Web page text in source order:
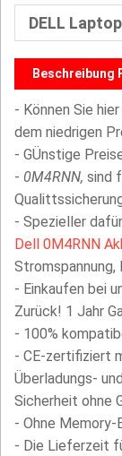
DELL
Beschreibung
- Können Sie
dem niedrigen
- GÜnstige
- 0M4RNN, sind
- Spezieller
Dell 0M4RNN
Stromspannung,
- Einkaufen bei
Zurück! 1 Jahr
- 100%
- CE-zertifiziert
Überladungs-
Sicherheit ohne
- Ohne
- Die Lieferzeit